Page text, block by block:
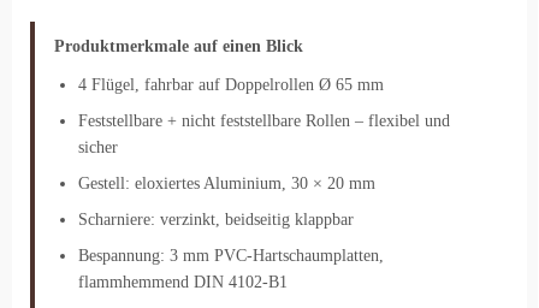
Produktmerkmale auf einen Blick
4 Flügel, fahrbar auf Doppelrollen Ø 65 mm
Feststellbare + nicht feststellbare Rollen – flexibel und
sicher
Gestell: eloxiertes Aluminium, 30 × 20 mm
Scharniere: verzinkt, beidseitig klappbar
Bespannung: 3 mm PVC-Hartschaumplatten,
flammhemmend DIN 4102-B1